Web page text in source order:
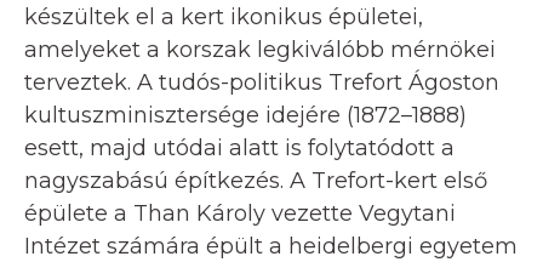
készültek el a kert ikonikus épületei,
amelyeket a korszak legkiválóbb mérnökei
terveztek. A tudós-politikus Trefort Ágoston
kultuszminisztersége idejére (1872–1888)
esett, majd utódai alatt is folytatódott a
nagyszabású építkezés. A Trefort-kert első
épülete a Than Károly vezette Vegytani
Intézet számára épült a heidelbergi egyetem